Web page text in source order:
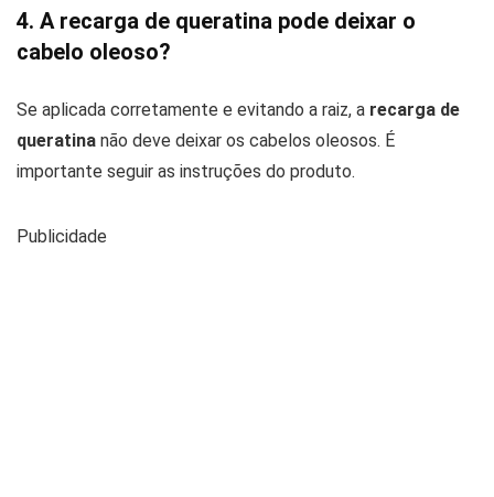
4. A recarga de queratina pode deixar o
cabelo oleoso?
Se aplicada corretamente e evitando a raiz, a recarga de
queratina não deve deixar os cabelos oleosos. É
importante seguir as instruções do produto.
Publicidade